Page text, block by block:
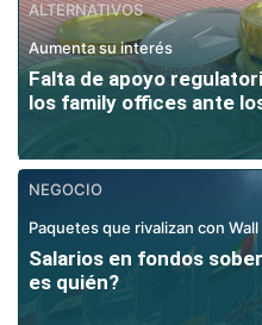
ALTERNATIVOS
Aumenta su interés
Falta de apoyo
los family offices ante
NEGOCIO
Paquetes que rivalizan con
Salarios en fondos
es quién?